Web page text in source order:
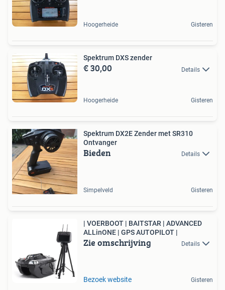
Hoogerheide Gisteren
Spektrum DXS zender
€ 30,00 Details
Hoogerheide Gisteren
Spektrum DX2E Zender met SR310
Ontvanger
Bieden Details
Simpelveld Gisteren
| VOERBOOT | BAITSTAR | ADVANCED
ALLinONE | GPS AUTOPILOT |
Zie omschrijving Details
Bezoek website Gisteren